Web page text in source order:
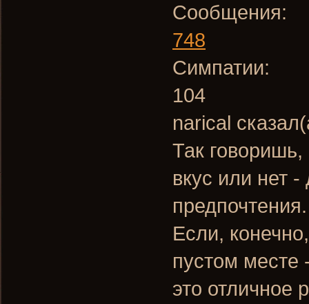
Сообщения:
748
Симпатии:
104
narical
Так
вкус или нет
Если,
пустом месте
это отличное